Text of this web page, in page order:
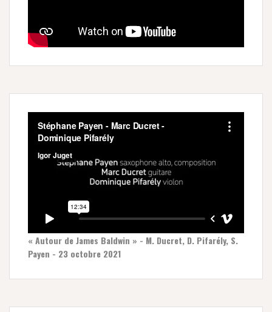
« Autour de James Baldwin » - M. Ducret, D. Pifarély, S.
Payen - 23 octobre 2021